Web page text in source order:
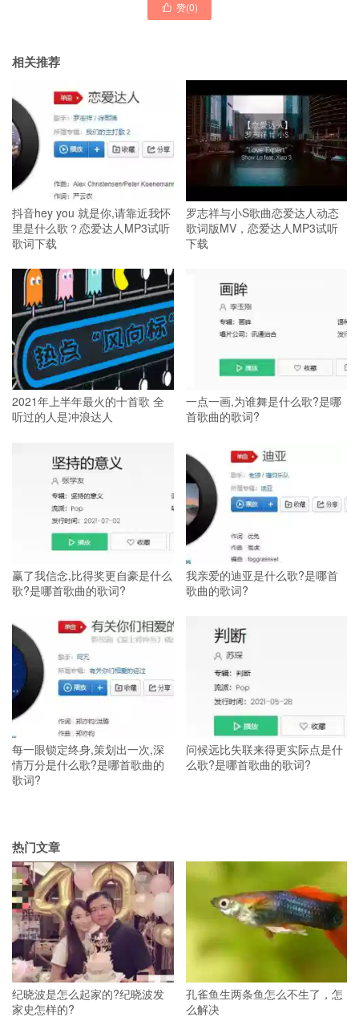
 赞(0)
相关推荐
抖音hey you 就是你,请靠近我怀
里是什么歌？恋爱达人MP3试听
歌词下载
罗志祥与小S歌曲恋爱达人动态
歌词版MV，恋爱达人MP3试听
下载
2021年上半年最火的十首歌 全
听过的人是冲浪达人
一点一画,为谁舞是什么歌?是哪
首歌曲的歌词?
赢了我信念,比得奖更自豪是什么
歌?是哪首歌曲的歌词?
我亲爱的迪亚是什么歌?是哪首
歌曲的歌词?
每一眼锁定终身,策划出一次,深
情万分是什么歌?是哪首歌曲的
歌词?
问候远比失联来得更实际点是什
么歌?是哪首歌曲的歌词?
热门文章
纪晓波是怎么起家的?纪晓波发
家史怎样的?
孔雀鱼生两条鱼怎么不生了，怎
么解决